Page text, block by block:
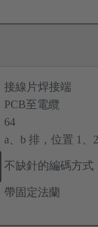
接線片焊接端
PCB至電纜
64
a、b 排，位置 1
不缺針的編碼方式
帶固定法蘭